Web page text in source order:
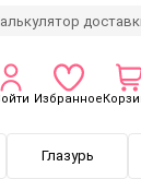
Избранное
Глазурь